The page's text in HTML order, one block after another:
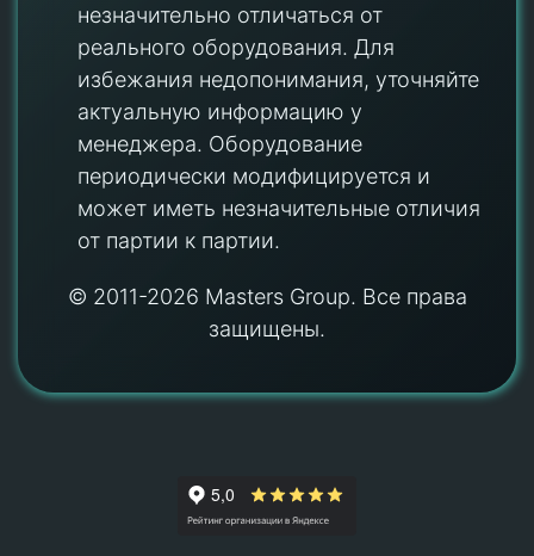
незначительно отличаться от
реального оборудования. Для
избежания недопонимания, уточняйте
актуальную информацию у
менеджера. Оборудование
периодически модифицируется и
может иметь незначительные отличия
от партии к партии.
© 2011-2026 Masters Group. Все права
защищены.